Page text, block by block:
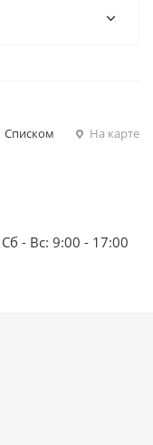
Списком На карте
- Вс: 9:00 - 17:00